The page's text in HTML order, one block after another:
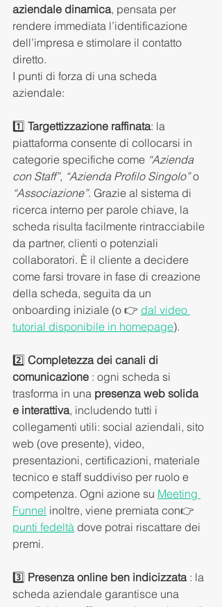
aziendale dinamica, pensata per
rendere immediata l’identificazione
dell’impresa e stimolare il contatto
diretto.
I punti di forza di una scheda
aziendale:
1️⃣ Targettizzazione raffinata: la
piattaforma consente di collocarsi in
categorie specifiche come “Azienda
con Staff”, “Azienda Profilo Singolo” o
“Associazione”. Grazie al sistema di
ricerca interno per parole chiave, la
scheda risulta facilmente rintracciabile
da partner, clienti o potenziali
collaboratori. È il cliente a decidere
come farsi trovare in fase di creazione
della scheda, seguita da un
onboarding iniziale (o 👉 dal video
tutorial disponibile in homepage).
2️⃣ Completezza dei canali di
comunicazione : ogni scheda si
trasforma in una presenza web solida
e interattiva, includendo tutti i
collegamenti utili: social aziendali, sito
web (ove presente), video,
presentazioni, certificazioni, materiale
tecnico e staff suddiviso per ruolo e
competenza. Ogni azione su Meeting
Funnel inoltre, viene premiata con👉
punti fedeltà dove potrai riscattare dei
premi.
3️⃣ Presenza online ben indicizzata : la
scheda aziendale garantisce una